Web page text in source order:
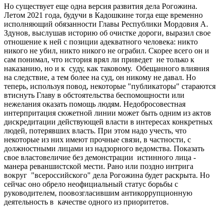
Но существует еще одна версия развития дела Рогожина.
Летом 2021 года, будучи в Кадошкине тогда еще временно
исполняющий обязанности Главы Республики Мордовия А.
Здунов, выслушав историю об очистке дороги, выразил свое
отношение к ней с позиции адекватного человека: никто
никого не убил, никто никого не ограбил. Скорее всего он и
сам понимал, что история врял ли приведет не только к
наказанию, но и к суду, как таковому. Обещанного влияния
на следствие, а тем более на суд, он никому не давал. Но
теперь, используя повод, некоторые "публикаторы" стараются
втиснуть Главу в обстоятельства беспомощности или
нежелания оказать помощь людям. Недобросовестная
интерпритация сюжетной линии может быть одним из актов
дискредитации действующей власти в интересах конкретных
людей, потерявших власть. При этом надо учесть, что
некоторые из них имеют прочные связи, в частности, с
должностными лицами из надзорного ведомства. Показать
свое властовеличие без демонстрации истинного лица -
манера реваншистской мести. Рано или поздно интрига
вокруг "всероссийского" дела Рогожина будет раскрыта. Но
сейчас оно обрело неофициальный статус борьбы с
руководителем, поовозгласившим антикоррупционную
деятельность в качестве одного из приоритетов.